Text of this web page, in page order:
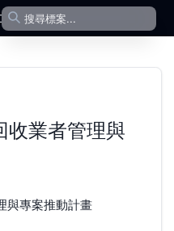
navigation menu
收業者管理與
與專案推動計畫